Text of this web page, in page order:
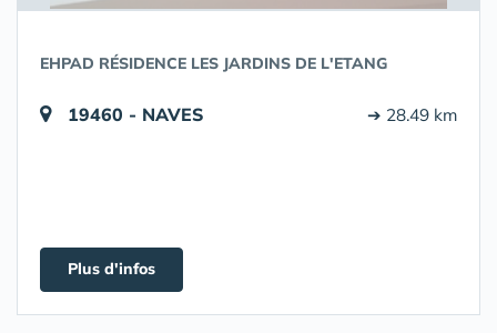
EHPAD RÉSIDENCE LES JARDINS DE L'ETANG
19460 - NAVES ➔ 28.49 km
Plus d'infos